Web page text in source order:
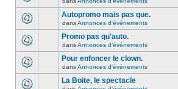
Autopromo mais pas que.
dansAnnonces d'événements
Promo pas qu'auto.
dansAnnonces d'événements
Pour enfoncer le clown.
dansAnnonces d'événements
La Boite, le spectacle